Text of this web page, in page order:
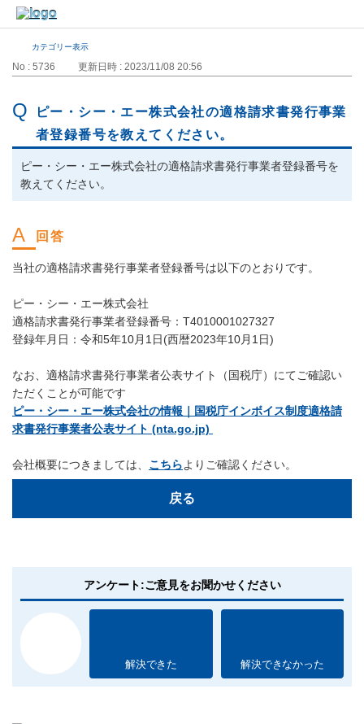
カテゴリー表示
No : 5736 更新日時 : 2023/11/08 20:56
ピー・シー・エー株式会社の適格請求書発行事業
者登録番号を教えてください。
ピー・シー・エー株式会社の適格請求書発行事業者登録番号を
教えてください。
当社の適格請求書発行事業者登録番号は以下のとおりです。
ピー・シー・エー株式会社
適格請求書発行事業者登録番号：T4010001027327
登録年月日：令和5年10月1日(西暦2023年10月1日)
なお、適格請求書発行事業者公表サイト（国税庁）にてご確認い
ただくことが可能です
ピー・シー・エー株式会社の情報｜国税庁インボイス制度適格請
求書発行事業者公表サイト (nta.go.jp)
会社概要につきましては、 こちらよりご確認ください。
戻る
アンケート:ご意見をお聞かせください
解決できた 解決できなかった